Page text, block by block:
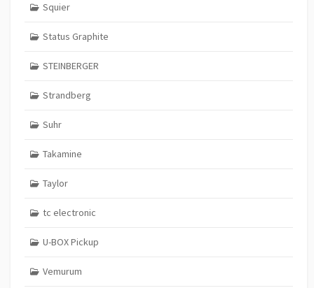
Squier
Status Graphite
STEINBERGER
Strandberg
Suhr
Takamine
Taylor
tc electronic
U-BOX Pickup
Vemurum